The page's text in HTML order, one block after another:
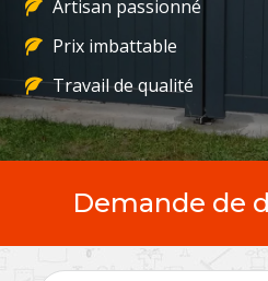
Artisan passionné
Prix imbattable
Travail de qualité
Demande de